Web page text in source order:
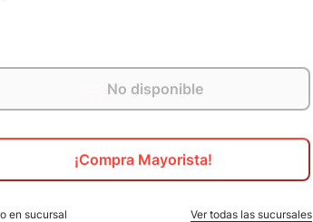
No disponible
¡Compra Mayorista!
en sucursal Ver todas las sucursales